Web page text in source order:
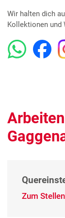
Wir halten dich
Kollektionen und
Zum